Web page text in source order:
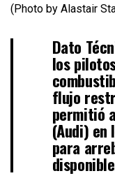
(Photo by Alastair
Dato
los
flujo
permitió
(Audi)
para